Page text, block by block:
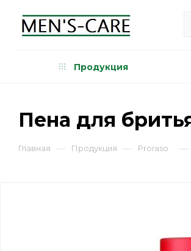
Продукция
Пена для
Главная — Продукция — Proraso —